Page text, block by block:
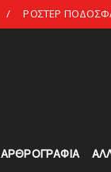
ΡΟΣΤΕΡ
ΑΡΘΡΟΓΡΑΦΙΑ